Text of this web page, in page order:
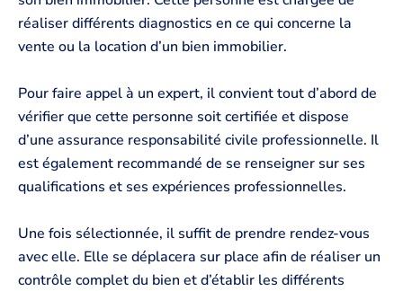
réaliser différents diagnostics en ce qui concerne la
vente ou la location d’un bien immobilier.
Pour faire appel à un expert, il convient tout d’abord de
vérifier que cette personne soit certifiée et dispose
d’une assurance responsabilité civile professionnelle. Il
est également recommandé de se renseigner sur ses
qualifications et ses expériences professionnelles.
Une fois sélectionnée, il suffit de prendre rendez-vous
avec elle. Elle se déplacera sur place afin de réaliser un
contrôle complet du bien et d’établir les différents